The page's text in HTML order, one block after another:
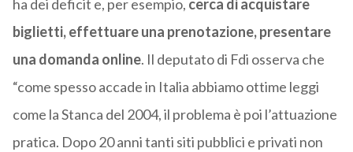
ha dei deficit e, per esempio, cerca di acquistare
biglietti, effettuare una prenotazione, presentare
una domanda online. Il deputato di Fdi osserva che
“come spesso accade in Italia abbiamo ottime leggi
come la Stanca del 2004, il problema è poi l’attuazione
pratica. Dopo 20 anni tanti siti pubblici e privati non